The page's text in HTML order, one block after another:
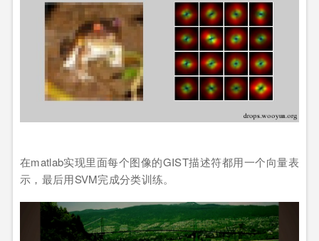
在matlab实现里面每个图像的GIST描述符都用一个向量表
示，最后用SVM完成分类训练。